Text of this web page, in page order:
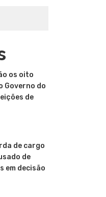
os oito
Governo do
de
de cargo
de
em decisão